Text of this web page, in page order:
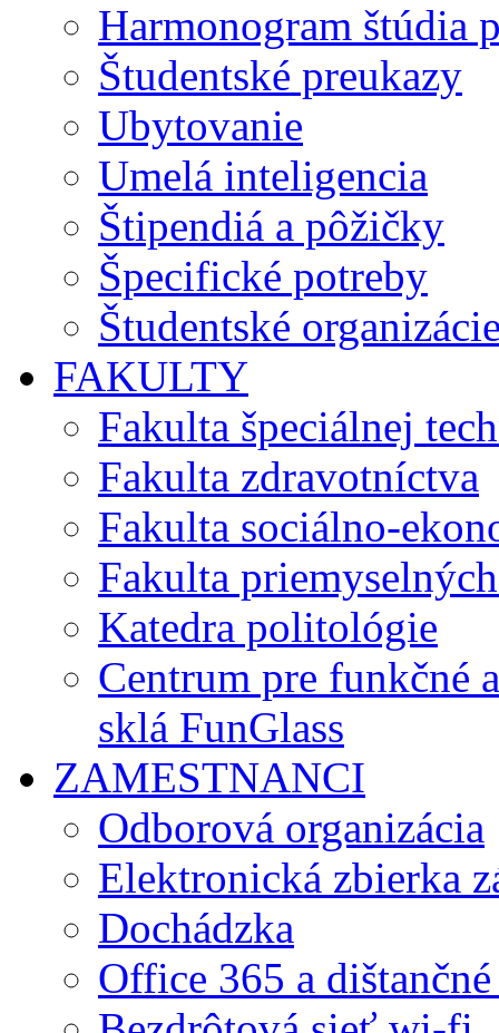
Harmonogram štúdia
Študentské preukazy
Ubytovanie
Umelá inteligencia
Štipendiá a pôžičky
Špecifické potreby
Študentské
FAKULTY
Fakulta špeciálnej
Fakulta zdravotníctva
Fakulta sociálno-
Fakulta
Katedra politológie
Centrum pre funkčné
sklá FunGlass
ZAMESTNANCI
Odborová organizácia
Elektronická zbierka
Dochádzka
Office 365 a